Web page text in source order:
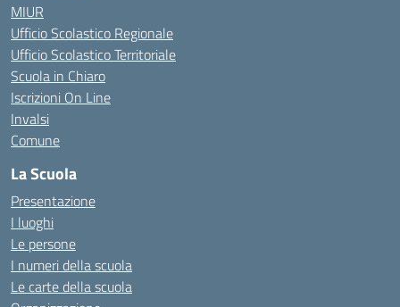
MIUR
Ufficio Scolastico Regionale
Ufficio Scolastico Territoriale
Scuola in Chiaro
Iscrizioni On Line
Invalsi
Comune
La Scuola
Presentazione
I luoghi
Le persone
I numeri della scuola
Le carte della scuola